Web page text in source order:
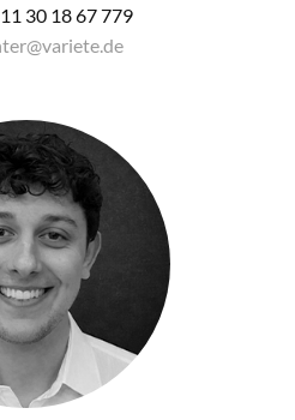
30 18 67 779
in Anspruch nehmen.